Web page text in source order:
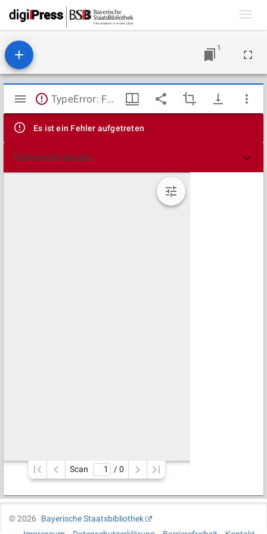
1
Mirador
Viewer
TypeError: Failed to fetch
Es ist ein Fehler aufgetreten
Technische Details
Scan / 0
©2026
Bayerische Staatsbibliothek